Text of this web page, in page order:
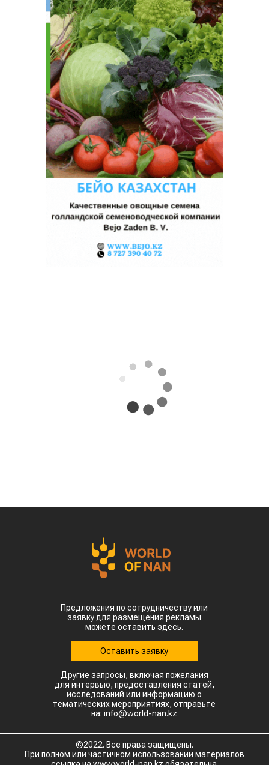
Предложения по сотрудничеству или
заявку для размещения рекламы
можете оставить здесь.
Оставить заявку
Другие запросы, включая пожелания
для интервью, предоставления статей,
исследований или информацию о
тематических мероприятиях, отправьте
на: info@world-nan.kz
©2022. Все права защищены.
При полном или частичном использовании материалов